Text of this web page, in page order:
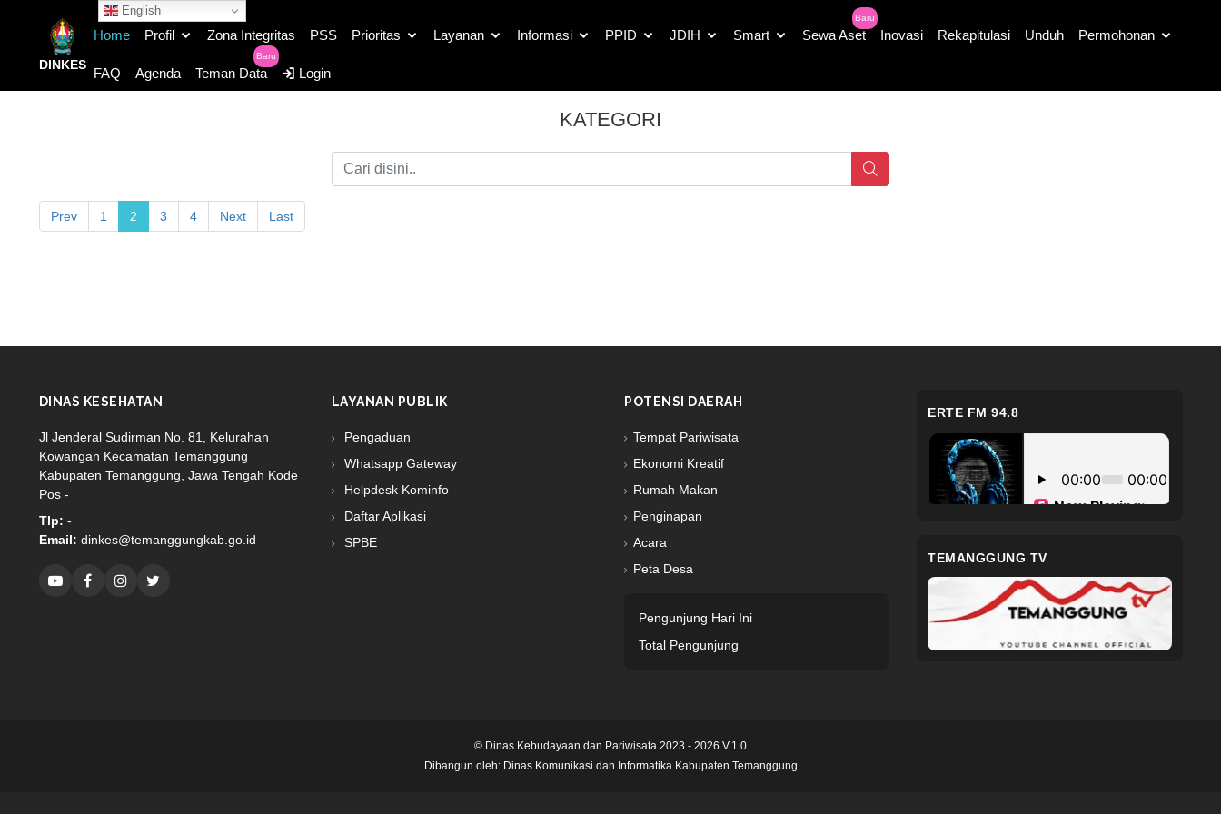
English
DINKES
Home Profil Zona Integritas PSS Prioritas Layanan Informasi PPID JDIH Smart Sewa Aset
Baru
Inovasi Rekapitulasi Unduh Permohonan
FAQ Agenda Teman Data
Baru
Login
KATEGORI
Prev 1 2 3 4 Next Last
DINAS KESEHATAN
Jl Jenderal Sudirman No. 81, Kelurahan
Kowangan Kecamatan Temanggung
Kabupaten Temanggung, Jawa Tengah Kode
Pos -
Tlp: -
Email: dinkes@temanggungkab.go.id
LAYANAN PUBLIK
Pengaduan
Whatsapp Gateway
Helpdesk Kominfo
Daftar Aplikasi
SPBE
POTENSI DAERAH
Tempat Pariwisata
Ekonomi Kreatif
Rumah Makan
Penginapan
Acara
Peta Desa
Pengunjung Hari Ini
Total Pengunjung
ERTE FM 94.8
TEMANGGUNG TV
© Dinas Kebudayaan dan Pariwisata 2023 - 2026 V.1.0
Dibangun oleh: Dinas Komunikasi dan Informatika Kabupaten Temanggung